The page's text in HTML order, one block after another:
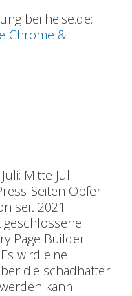
bei heise.de:
Chrome &
Mitte Juli
Seiten Opfer
seit 2021
Page Builder
wird eine
die schadhafter
kann.